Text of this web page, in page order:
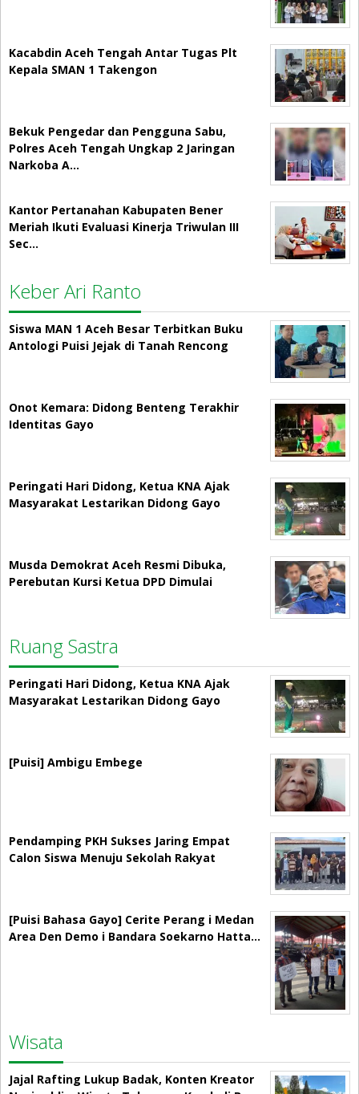
Kacabdin Aceh Tengah Antar Tugas Plt
Kepala SMAN 1 Takengon
Bekuk Pengedar dan Pengguna Sabu,
Polres Aceh Tengah Ungkap 2 Jaringan
Narkoba A…
Kantor Pertanahan Kabupaten Bener
Meriah Ikuti Evaluasi Kinerja Triwulan III
Sec…
Keber Ari Ranto
Siswa MAN 1 Aceh Besar Terbitkan Buku
Antologi Puisi Jejak di Tanah Rencong
Onot Kemara: Didong Benteng Terakhir
Identitas Gayo
Peringati Hari Didong, Ketua KNA Ajak
Masyarakat Lestarikan Didong Gayo
Musda Demokrat Aceh Resmi Dibuka,
Perebutan Kursi Ketua DPD Dimulai
Ruang Sastra
Peringati Hari Didong, Ketua KNA Ajak
Masyarakat Lestarikan Didong Gayo
[Puisi] Ambigu Embege
Pendamping PKH Sukses Jaring Empat
Calon Siswa Menuju Sekolah Rakyat
[Puisi Bahasa Gayo] Cerite Perang i Medan
Area Den Demo i Bandara Soekarno Hatta…
Wisata
Jajal Rafting Lukup Badak, Konten Kreator